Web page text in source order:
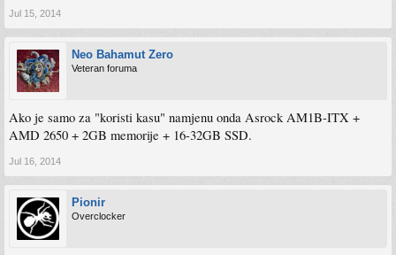
Jul 15, 2014
Neo Bahamut Zero
Veteran foruma
Ako je samo za "koristi kasu" namjenu onda Asrock AM1B-ITX +
AMD 2650 + 2GB memorije + 16-32GB SSD.
Jul 16, 2014
Pionir
Overclocker